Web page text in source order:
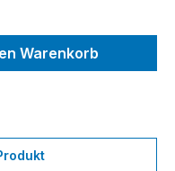
Warenkorb